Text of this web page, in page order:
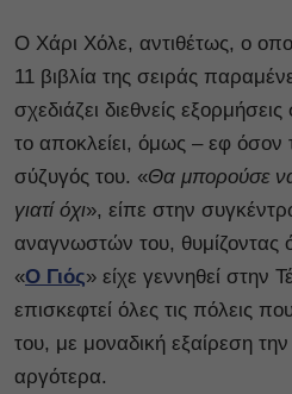
Ο Χάρι Χόλε, αντιθέτως, ο
11 βιβλία της σειράς
σχεδιάζει διεθνείς
το αποκλείει, όμως – εφ όσον
σύζυγός του. «Θα μπορούσε
γιατί όχι», είπε στην
αναγνωστών του, θυμίζοντας
«Ο Γιός» είχε γεννηθεί στην
επισκεφτεί όλες τις πόλεις
του, με μοναδική εξαίρεση
αργότερα.